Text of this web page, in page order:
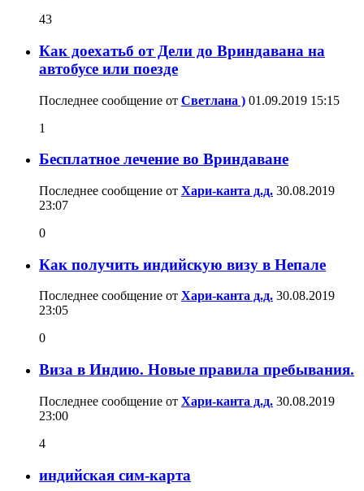
43
Как доехатьб от Дели до Вриндавана на
автобусе или поезде
Последнее сообщение от Светлана ) 01.09.2019 15:15
1
Бесплатное лечение во Вриндаване
Последнее сообщение от Хари-канта д.д. 30.08.2019
23:07
0
Как получить индийскую визу в Непале
Последнее сообщение от Хари-канта д.д. 30.08.2019
23:05
0
Виза в Индию. Новые правила пребывания.
Последнее сообщение от Хари-канта д.д. 30.08.2019
23:00
4
индийская сим-карта